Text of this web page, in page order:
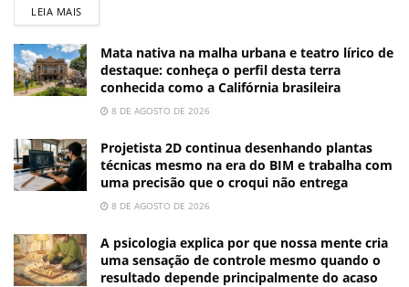
LEIA MAIS
Mata nativa na malha urbana e teatro lírico de
destaque: conheça o perfil desta terra
conhecida como a Califórnia brasileira
8 DE AGOSTO DE 2026
Projetista 2D continua desenhando plantas
técnicas mesmo na era do BIM e trabalha com
uma precisão que o croqui não entrega
8 DE AGOSTO DE 2026
A psicologia explica por que nossa mente cria
uma sensação de controle mesmo quando o
resultado depende principalmente do acaso